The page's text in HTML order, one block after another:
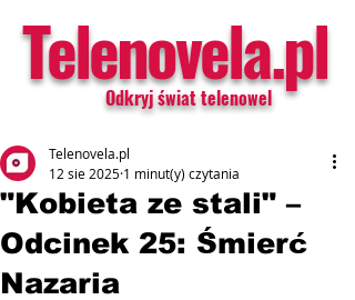
Telenovela.pl
Odkryj świat telenowel
"Kobieta ze stali" –
Odcinek 25: Śmierć
Nazaria
Telenovela.pl
12 sie 2025 1 minut(y) czytania